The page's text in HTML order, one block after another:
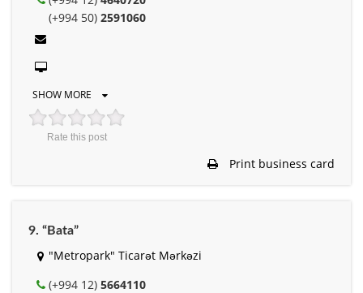
(+994 50) 2591060
SHOW MORE
Rate this post
Print business card
9. “Bata”
"Metropark" Ticarət Mərkəzi
(+994 12) 5664110